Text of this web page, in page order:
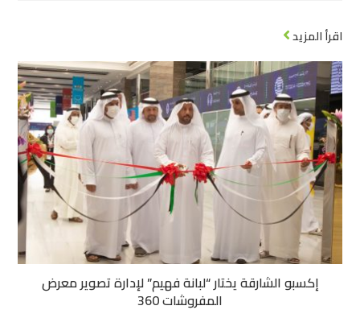
اقرأ المزيد
إكسبو الشارقة يختار “لبانة فهيم” لإدارة تصوير معرض
المفروشات 360